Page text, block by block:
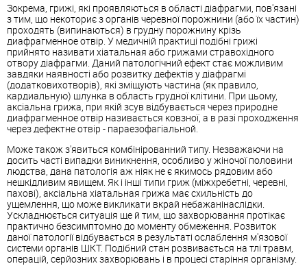
Зокрема, грижі, які проявляються в області діафрагми, пов'язані
з тим, що некоториє з органів черевної порожнини (або їх частин)
проходять (випинаються) в грудну порожнину крізь
диафрагменное отвір. У медичній практиці подібні грижі
прийнято називати хіатальная або грижами стравохідного
отвору діафрагми. Даний патологічний ефект стає можливим
завдяки наявності або розвитку дефектів у діафрагмі
(додатковихотворів), які зміщують частина (як правило,
кардиальную) шлунка в область грудної клітини. При цьому,
аксіальна грижа, при якій зсув відбувається через природне
диафрагменное отвір називається ковзної, а в разі проходження
через дефектне отвір - параезофагіальной.
Може також з'явиться комбінірованний типу. Незважаючи на
досить часті випадки виникнення, особливо у жіночої половини
людства, дана патологія аж ніяк не є якимось рядовим або
нешкідливим явищем. Як і інші типи гриж (міжхребетні, черевні,
пахові), аксіальна хіатальная грижа має схильність до
ущемлення, що може викликати вкрай небажанінаслідки.
Ускладнюється ситуація ще й тим, що захворювання протікає
практично безсимптомно до моменту обмеження. Розвиток
даної патології відбувається в результаті ослаблення м'язової
системи органів ШКТ. Подібний стан розвивається на тлі травм,
операцій, серйозних захворювань і в процесі старіння організму.